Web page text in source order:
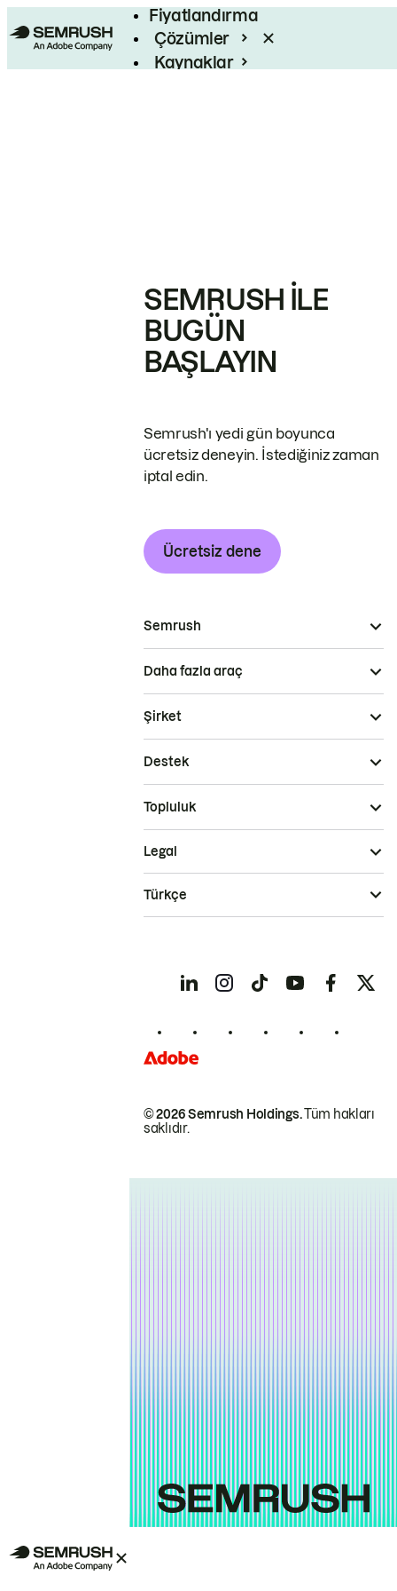
Fiyatlandırma
Çözümler
Kaynaklar
SEMRUSH ILE
BUGÜN
BAŞLAYIN
Semrush'ı yedi gün boyunca
ücretsiz deneyin. İstediğiniz zaman
iptal edin.
Ücretsiz dene
Semrush
Daha fazla araç
Şirket
Destek
Topluluk
© 2026 Semrush Holdings.Tüm hakları
saklıdır.
Legal
Türkçe